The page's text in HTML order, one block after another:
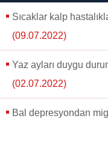
Sıcaklar kalp
(09.07.2022)
Yaz ayları duygu
(02.07.2022)
Bal depresyondan